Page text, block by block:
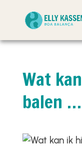
Wat
balen …